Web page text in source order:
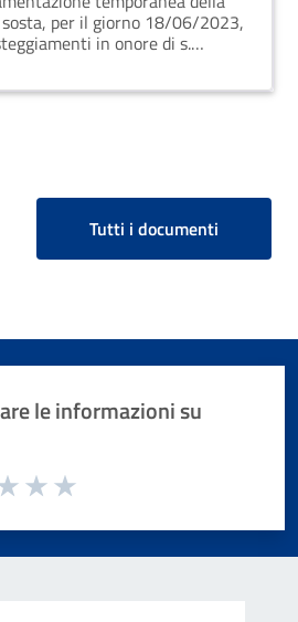
per il giorno 18/06/2023,
in onore di s.
Tutti i documenti
le informazioni su